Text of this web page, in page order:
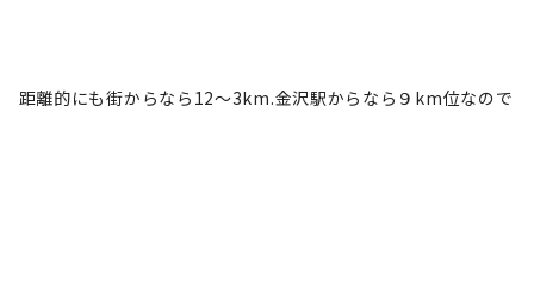
距離的にも街からなら12～3km.金沢駅からなら９km位なので